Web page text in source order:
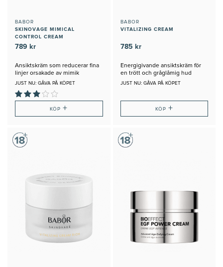
BABOR
SKINOVAGE MIMICAL
CONTROL CREAM
789 kr
Ansiktskräm som reducerar fina
linjer orsakade av mimik
JUST NU: GÅVA PÅ KÖPET
KÖP+
BABOR
VITALIZING CREAM
785 kr
Energigivande ansiktskräm för
en trött och gråglåmig hud
JUST NU: GÅVA PÅ KÖPET
KÖP +